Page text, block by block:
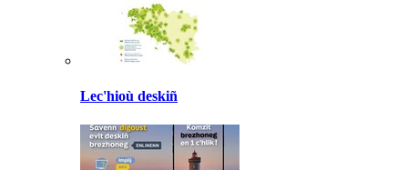
Lec'hioù deskiñ